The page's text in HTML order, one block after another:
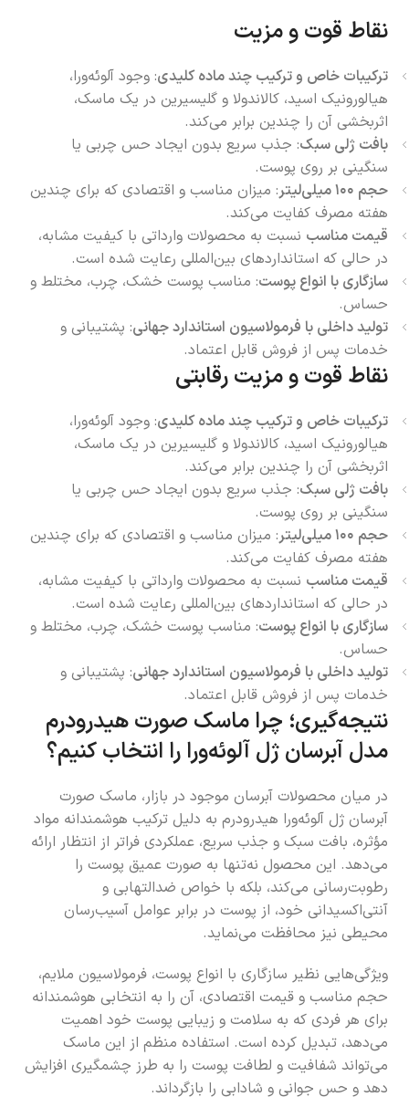
نقاط قوت و مزیت
ترکیبات خاص و ترکیب چند ماده کلیدی: وجود آلوئه‌ورا،
هیالورونیک اسید، کالاندولا و گلیسیرین در یک ماسک،
اثربخشی آن را چندین برابر می‌کند.
بافت ژلی سبک: جذب سریع بدون ایجاد حس چربی یا
سنگینی بر روی پوست.
حجم ۱۰۰ میلی‌لیتر
: میزان مناسب و اقتصادی که برای چندین
هفته مصرف کفایت می‌کند.
قیمت مناسب نسبت به محصولات وارداتی با کیفیت مشابه،
در حالی که استانداردهای بین‌المللی رعایت شده است.
سازگاری با انواع پوست: مناسب پوست خشک، چرب، مختلط و
حساس.
تولید داخلی با فرمولاسیون استاندارد جهانی: پشتیبانی و
خدمات پس از فروش قابل اعتماد.
نقاط قوت و مزیت رقابتی
ترکیبات خاص و ترکیب چند ماده کلیدی: وجود آلوئه‌ورا،
هیالورونیک اسید، کالاندولا و گلیسیرین در یک ماسک،
اثربخشی آن را چندین برابر می‌کند.
بافت ژلی سبک: جذب سریع بدون ایجاد حس چربی یا
سنگینی بر روی پوست.
حجم ۱۰۰ میلی‌لیتر
: میزان مناسب و اقتصادی که برای چندین
هفته مصرف کفایت می‌کند.
قیمت مناسب نسبت به محصولات وارداتی با کیفیت مشابه،
در حالی که استانداردهای بین‌المللی رعایت شده است.
سازگاری با انواع پوست: مناسب پوست خشک، چرب، مختلط و
حساس.
تولید داخلی با فرمولاسیون استاندارد جهانی: پشتیبانی و
خدمات پس از فروش قابل اعتماد.
نتیجه‌گیری؛ چرا ماسک صورت هیدرودرم
مدل آبرسان ژل آلوئه‌ورا را انتخاب کنیم؟
در میان محصولات آبرسان موجود در بازار، ماسک صورت
آبرسان ژل آلوئه‌ورا هیدرودرم به دلیل ترکیب هوشمندانه مواد
مؤثره، بافت سبک و جذب سریع، عملکردی فراتر از انتظار ارائه
می‌دهد. این محصول نه‌تنها به صورت عمیق پوست را
رطوبت‌رسانی می‌کند، بلکه با خواص ضدالتهابی و
آنتی‌اکسیدانی خود، از پوست در برابر عوامل آسیب‌رسان
محیطی نیز محافظت می‌نماید.
ویژگی‌هایی نظیر سازگاری با انواع پوست، فرمولاسیون ملایم،
حجم مناسب و قیمت اقتصادی، آن را به انتخابی هوشمندانه
برای هر فردی که به سلامت و زیبایی پوست خود اهمیت
می‌دهد، تبدیل کرده است. استفاده منظم از این ماسک
می‌تواند شفافیت و لطافت پوست را به طرز چشمگیری افزایش
دهد و حس جوانی و شادابی را بازگرداند.